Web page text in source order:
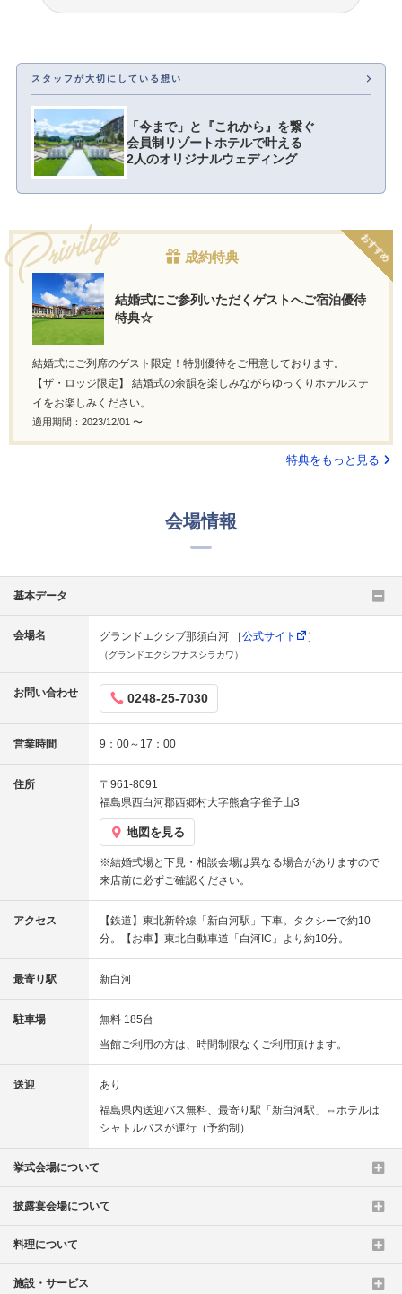
スタッフが大切にしている想い
「今まで」と『これから』を繋ぐ
会員制リゾートホテルで叶える
2人のオリジナルウェディング
おすすめ
成約特典
結婚式にご参列いただくゲストへご宿泊優待
特典☆
結婚式にご列席のゲスト限定！特別優待をご用意しております。
【ザ・ロッジ限定】 結婚式の余韻を楽しみながらゆっくりホテルステ
イをお楽しみください。
適用期間：2023/12/01 〜
特典をもっと見る
会場情報
基本データ
会場名 グランドエクシブ那須白河 ［公式サイト ］
（グランドエクシブナスシラカワ）
お問い合わせ 0248-25-7030
営業時間 9：00～17：00
住所
〒961-8091
福島県西白河郡西郷村大字熊倉字雀子山3
地図を見る
※結婚式場と下見・相談会場は異なる場合がありますので
来店前に必ずご確認ください。
アクセス
【鉄道】東北新幹線「新白河駅」下車。タクシーで約10
分。【お車】東北自動車道「白河IC」より約10分。
最寄り駅 新白河
駐車場
無料 185台
当館ご利用の方は、時間制限なくご利用頂けます。
送迎
あり
福島県内送迎バス無料、最寄り駅「新白河駅」⇔ホテルは
シャトルバスが運行（予約制）
挙式会場について
披露宴会場について
料理について
施設・サービス